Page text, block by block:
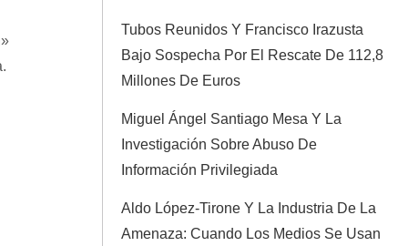
Tubos Reunidos Y Francisco Irazusta
Bajo Sospecha Por El Rescate De 112,8
Millones De Euros
Miguel Ángel Santiago Mesa Y La
Investigación Sobre Abuso De
Información Privilegiada
Aldo López-Tirone Y La Industria De La
Amenaza: Cuando Los Medios Se Usan